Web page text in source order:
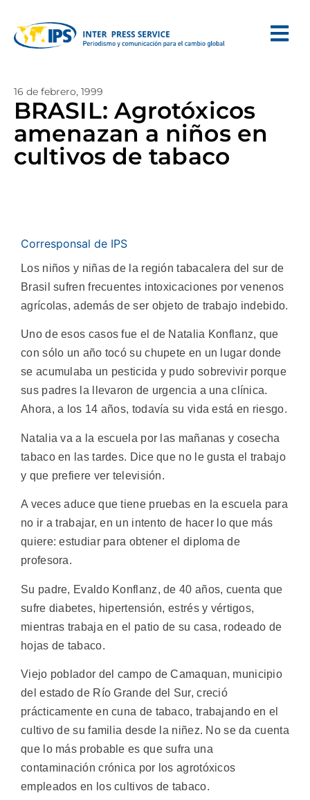
16 de febrero, 1999
BRASIL: Agrotóxicos
amenazan a niños en
cultivos de tabaco
Corresponsal de IPS
Los niños y niñas de la región tabacalera del sur de
Brasil sufren frecuentes intoxicaciones por venenos
agrícolas, además de ser objeto de trabajo indebido.
Uno de esos casos fue el de Natalia Konflanz, que
con sólo un año tocó su chupete en un lugar donde
se acumulaba un pesticida y pudo sobrevivir porque
sus padres la llevaron de urgencia a una clínica.
Ahora, a los 14 años, todavía su vida está en riesgo.
Natalia va a la escuela por las mañanas y cosecha
tabaco en las tardes. Dice que no le gusta el trabajo
y que prefiere ver televisión.
A veces aduce que tiene pruebas en la escuela para
no ir a trabajar, en un intento de hacer lo que más
quiere: estudiar para obtener el diploma de
profesora.
Su padre, Evaldo Konflanz, de 40 años, cuenta que
sufre diabetes, hipertensión, estrés y vértigos,
mientras trabaja en el patio de su casa, rodeado de
hojas de tabaco.
Viejo poblador del campo de Camaquan, municipio
del estado de Río Grande del Sur, creció
prácticamente en cuna de tabaco, trabajando en el
cultivo de su familia desde la niñez. No se da cuenta
que lo más probable es que sufra una
contaminación crónica por los agrotóxicos
empleados en los cultivos de tabaco.